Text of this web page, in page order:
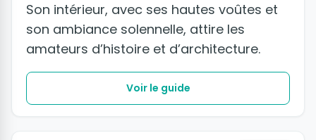
Son intérieur, avec ses hautes voûtes et
son ambiance solennelle, attire les
amateurs d’histoire et d’architecture.
Voir le guide